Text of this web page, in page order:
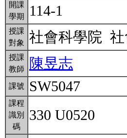
開課
學期
114-1
授課
對象
社會科學院
授課
教師
陳昱志
課號 SW5047
課程
識別
碼
330 U0520